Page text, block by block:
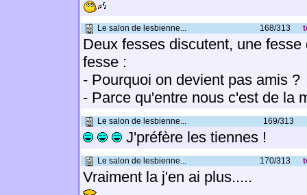
Le salon de lesbienne... 168/313
Deux fesses discutent, une fesse
fesse :
- Pourquoi on devient pas amis ?
- Parce qu'entre nous c'est de la
Le salon de lesbienne... 169/313
J'préfère les tiennes !
Le salon de lesbienne... 170/313
Vraiment la j'en ai plus.....